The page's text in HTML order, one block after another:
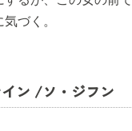
づく。
ン /ソ・ジフン